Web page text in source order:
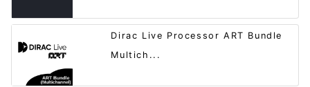
Dirac Live Processor ART Bundle
Multich...